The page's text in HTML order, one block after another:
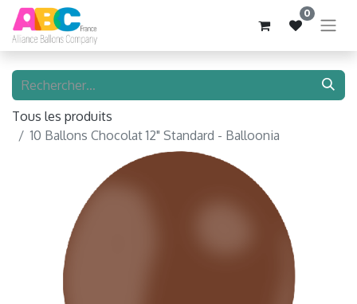
0
Tous les produits
10 Ballons Chocolat 12" Standard - Balloonia